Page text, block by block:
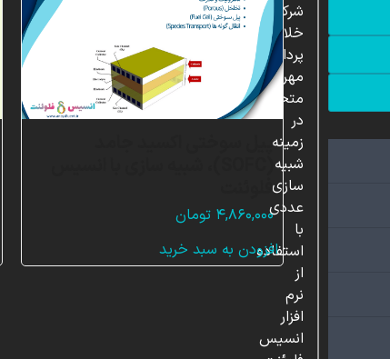
پیل سوختی اکسید جامد
فلوئنت
۴,۸۶۰,۰۰۰ تومان
افزودن به سبد خرید
شرکت
خلاق
پردازشگران
مهر،
متخصص
در
زمینه
شبیه
سازی
عددی
با
استفاده
از
نرم
افزار
انسیس